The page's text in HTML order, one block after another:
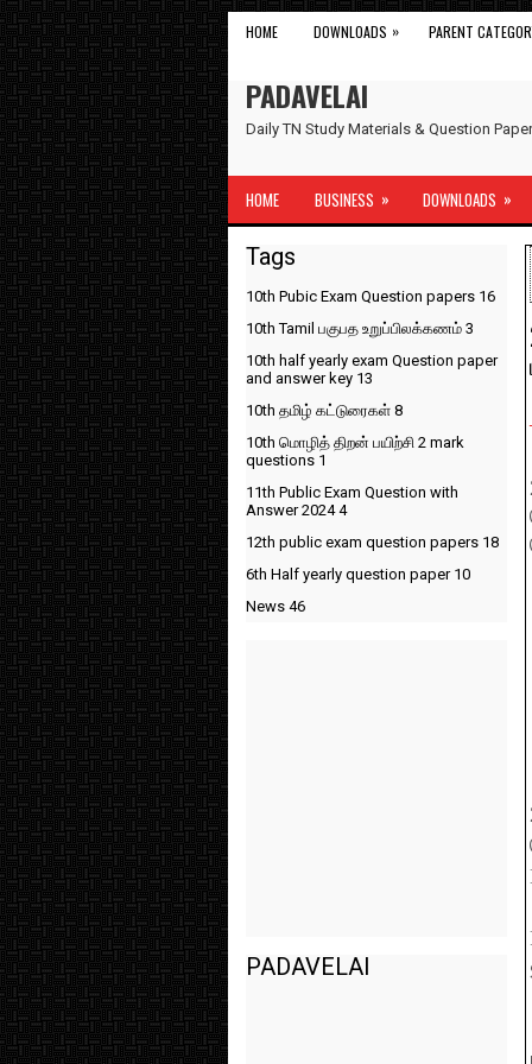
HOME DOWNLOADS » PARENT
PADAVELAI
Daily TN Study Materials & Question
HOME BUSINESS » DOWNLOADS »
Tags
10th Pubic Exam Question papers 16
10th Tamil பகுபத உறுப்பிலக்கணம் 3
10th half yearly exam Question paper
and answer key 13
10th தமிழ் கட்டுரைகள் 8
10th மொழித் திறன் பயிற்சி 2 mark
questions 1
11th Public Exam Question with
Answer 20244
12th public exam question papers 18
6th Half yearly question paper 10
News 46
PADAVELAI